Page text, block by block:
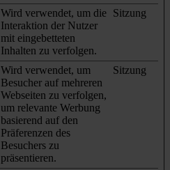
Wird verwendet, um die
Interaktion der Nutzer
mit eingebetteten
Inhalten zu verfolgen.
Sitzung
Wird verwendet, um
Besucher auf mehreren
Webseiten zu verfolgen,
um relevante Werbung
basierend auf den
Präferenzen des
Besuchers zu
präsentieren.
Sitzung